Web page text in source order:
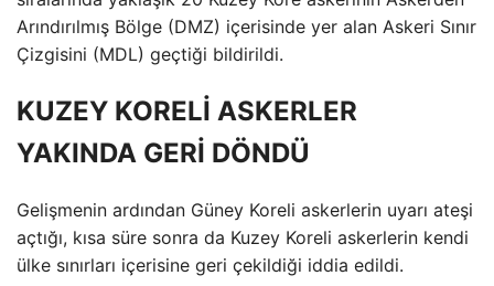
Arındırılmış Bölge (DMZ) içerisinde yer alan Askeri Sınır
Çizgisini (MDL) geçtiği bildirildi.
KUZEY KORELİ ASKERLER
YAKINDA GERİ DÖNDÜ
Gelişmenin ardından Güney Koreli askerlerin uyarı ateşi
açtığı, kısa süre sonra da Kuzey Koreli askerlerin kendi
ülke sınırları içerisine geri çekildiği iddia edildi.